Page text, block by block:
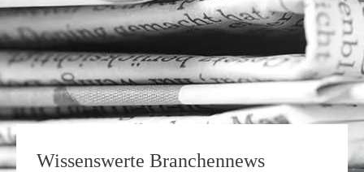
Wissenswerte Branchennews